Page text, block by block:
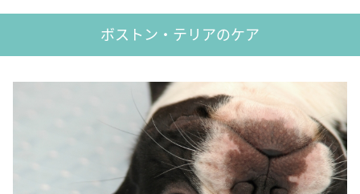
ボストン・テリアのケア